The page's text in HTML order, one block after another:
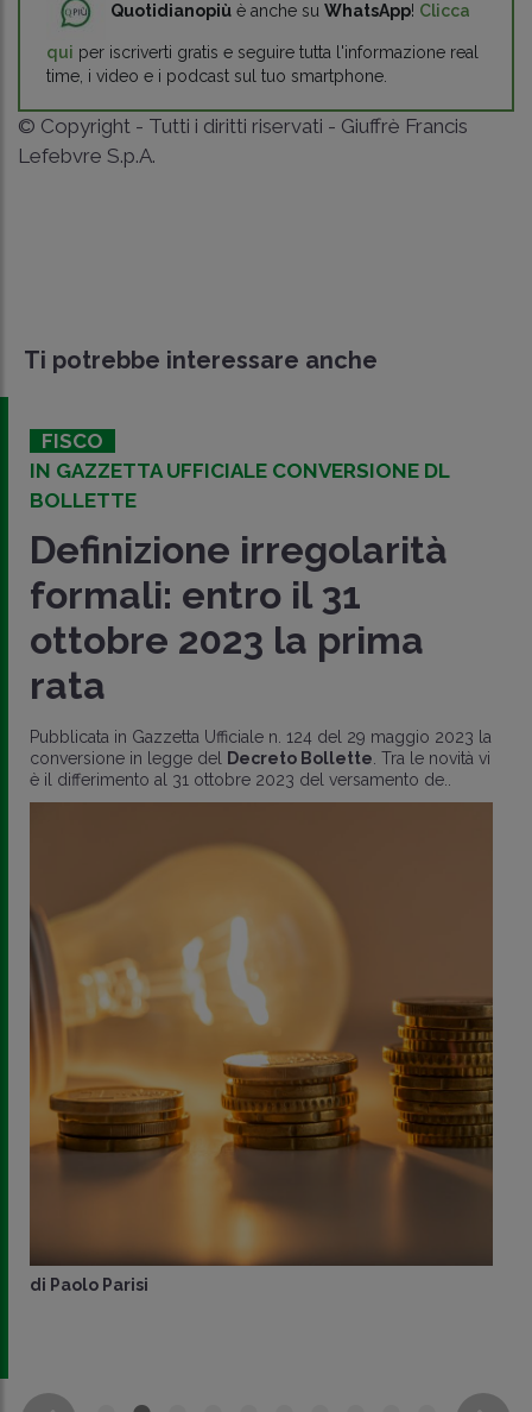
Quotidianopiù è anche su WhatsApp! Clicca
qui per iscriverti gratis e seguire tutta l'informazione real
time, i video e i podcast sul tuo smartphone.
© Copyright - Tutti i diritti riservati - Giuffrè Francis
Lefebvre S.p.A.
Ti potrebbe interessare anche
FISCO
IN GAZZETTA UFFICIALE CONVERSIONE DL
BOLLETTE
Definizione irregolarità
formali: entro il 31
ottobre 2023 la prima
rata
Pubblicata in Gazzetta Ufficiale n. 124 del 29 maggio 2023 la
conversione in legge del Decreto Bollette. Tra le novità vi
è il differimento al 31 ottobre 2023 del versamento de..
di Paolo Parisi